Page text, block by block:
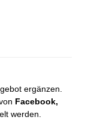
ergänzen.
Facebook,
werden.